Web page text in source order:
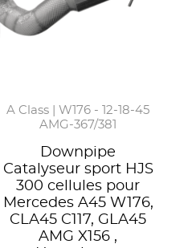
A Class | W176 - 12-18-45
AMG-367/381
Downpipe
Catalyseur sport HJS
300 cellules pour
Mercedes A45 W176,
CLA45 C117, GLA45
AMG X156 ,